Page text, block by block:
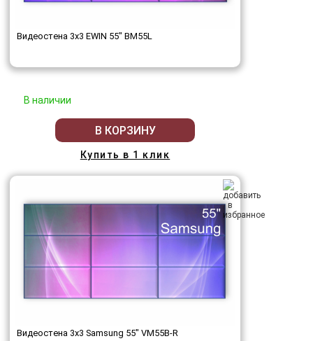
Видеостена 3x3 EWIN 55" BM55L
В наличии
В КОРЗИНУ
Купить в 1 клик
Видеостена 3x3 Samsung 55" VM55B-R